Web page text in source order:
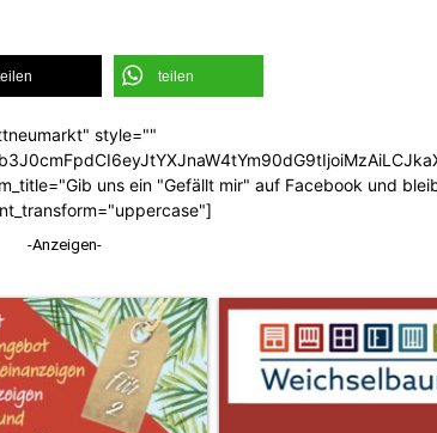
teilen
style=""
uns ein "Gefällt mir" auf Facebook und
-Anzeigen-